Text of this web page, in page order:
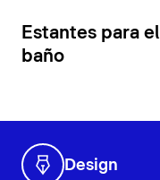
Estantes para el
baño
Design